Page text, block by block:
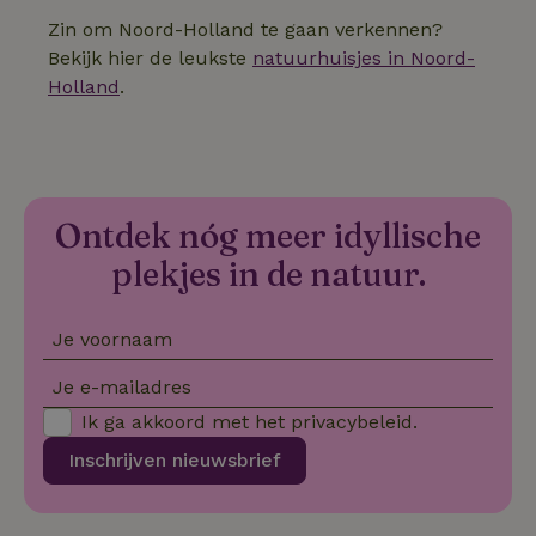
Zin om Noord-Holland te gaan verkennen?
Bekijk hier de leukste natuurhuisjes in Noord-
Holland.
Ontdek nóg meer idyllische
plekjes in de natuur.
Je voornaam
Je e-mailadres
Inschrijven nieuwsbrief
Ik ga akkoord met het privacybeleid.
Strikt noodzakelijk Prestatie Targeting
Functioneel Niet-geclassificeerd
Aanbieder/
_tt_enable_cookie .natuurhuisje.nl
2 maanden
4 weken
Deze
CookieScriptConsent
CookieScript
.natuurhuisje.nl
4 weken 2
dagen
Deze